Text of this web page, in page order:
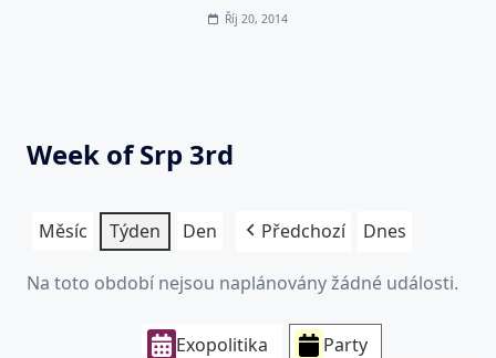
Říj 20, 2014
Week of Srp 3rd
Měsíc Týden Den Předchozí Dnes
Na toto období nejsou naplánovány žádné události.
Exopolitika
Party